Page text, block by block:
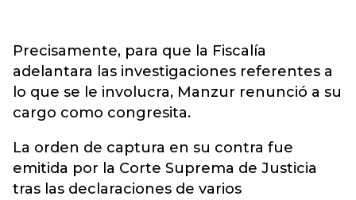
Precisamente, para que la Fiscalía
adelantara las investigaciones referentes a
lo que se le involucra, Manzur renunció a su
cargo como congresita.
La orden de captura en su contra fue
emitida por la Corte Suprema de Justicia
tras las declaraciones de varios